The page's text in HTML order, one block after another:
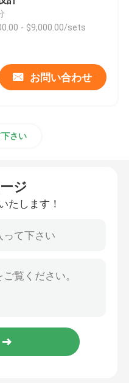
- $9,000.00/sets
お問い合わせ
さい
ジ
たします！